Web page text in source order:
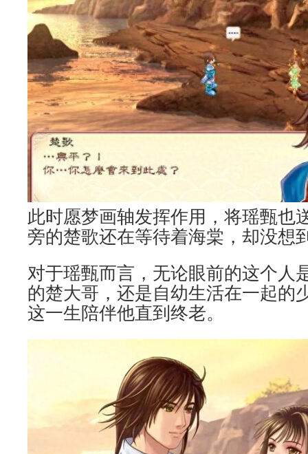
此时愿梦画轴发挥作用，将瑶甄也
旁的楚歌还在等待着海棠，却没想
对于瑶甄而言，无论眼前的这个人
的楚大哥，还是自幼生活在一起的
这一生陪伴他直到终老。